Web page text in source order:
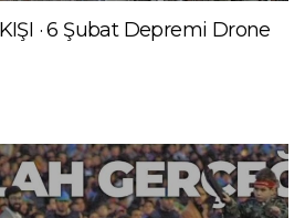
· 6 Şubat Depremi Drone